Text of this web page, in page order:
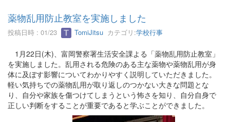
薬物乱用防止教室を実施しました
投稿日時 : 01/23 TomiJitsu カテゴリ:学校行事
1月22日(木)、富岡警察署生活安全課よる「薬物乱用防止教室」
を実施しました。乱用される危険のある主な薬物や薬物乱用が身
体に及ぼす影響についてわかりやすく説明していただきました。
軽い気持ちでの薬物乱用が取り返しのつかない大きな問題とな
り、自分や家族を傷つけてしまうという怖さを知り、自分自身で
正しい判断をすることが重要であると学ぶことができました。